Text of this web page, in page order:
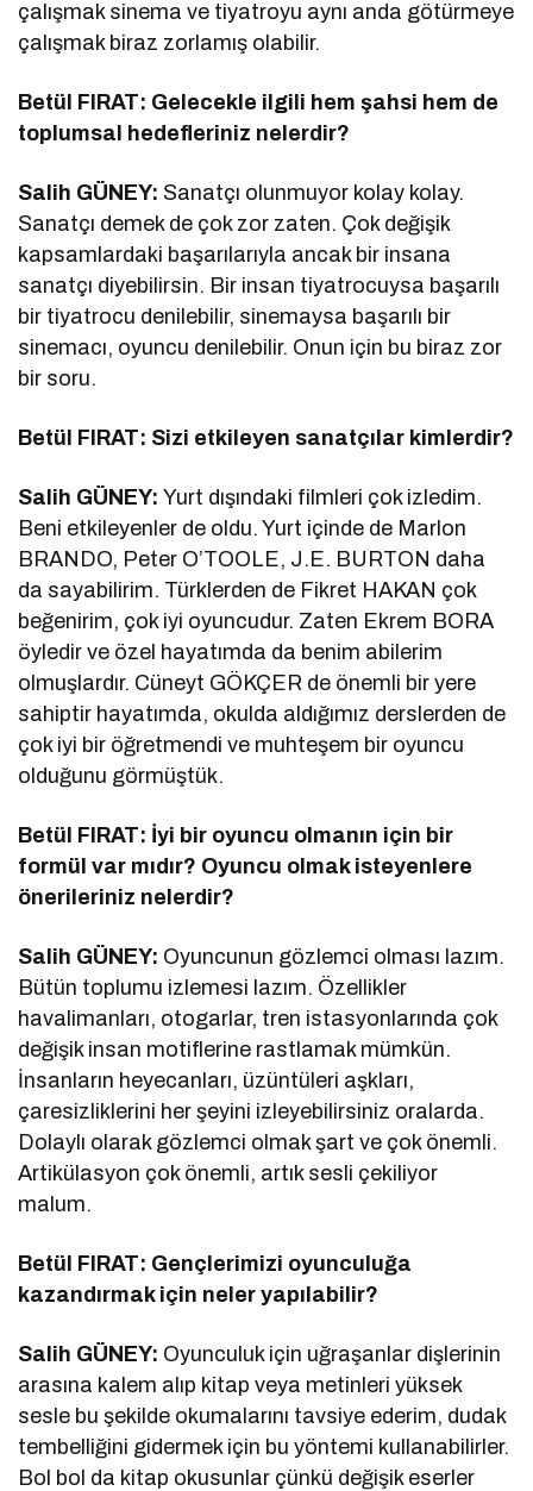
çalışmak sinema ve tiyatroyu aynı anda götürmeye
çalışmak biraz zorlamış olabilir.
Betül FIRAT: Gelecekle ilgili hem şahsi hem de
toplumsal hedefleriniz nelerdir?
Salih GÜNEY: Sanatçı olunmuyor kolay kolay.
Sanatçı demek de çok zor zaten. Çok değişik
kapsamlardaki başarılarıyla ancak bir insana
sanatçı diyebilirsin. Bir insan tiyatrocuysa başarılı
bir tiyatrocu denilebilir, sinemaysa başarılı bir
sinemacı, oyuncu denilebilir. Onun için bu biraz zor
bir soru.
Betül FIRAT: Sizi etkileyen sanatçılar kimlerdir?
Salih GÜNEY:Yurt dışındaki filmleri çok izledim.
Beni etkileyenler de oldu. Yurt içinde de Marlon
BRANDO, Peter O’TOOLE, J.E. BURTON daha
da sayabilirim. Türklerden de Fikret HAKAN çok
beğenirim, çok iyi oyuncudur. Zaten Ekrem BORA
öyledir ve özel hayatımda da benim abilerim
olmuşlardır. Cüneyt GÖKÇER de önemli bir yere
sahiptir hayatımda, okulda aldığımız derslerden de
çok iyi bir öğretmendi ve muhteşem bir oyuncu
olduğunu görmüştük.
Betül FIRAT: İyi bir oyuncu olmanın için bir
formül var mıdır? Oyuncu olmak isteyenlere
önerileriniz nelerdir?
Salih GÜNEY: Oyuncunun gözlemci olması lazım.
Bütün toplumu izlemesi lazım. Özellikler
havalimanları, otogarlar, tren istasyonlarında çok
değişik insan motiflerine rastlamak mümkün.
İnsanların heyecanları, üzüntüleri aşkları,
çaresizliklerini her şeyini izleyebilirsiniz oralarda.
Dolaylı olarak gözlemci olmak şart ve çok önemli.
Artikülasyon çok önemli, artık sesli çekiliyor
malum.
Betül FIRAT: Gençlerimizi oyunculuğa
kazandırmak için neler yapılabilir?
Salih GÜNEY: Oyunculuk için uğraşanlar dişlerinin
arasına kalem alıp kitap veya metinleri yüksek
sesle bu şekilde okumalarını tavsiye ederim, dudak
tembelliğini gidermek için bu yöntemi kullanabilirler.
Bol bol da kitap okusunlar çünkü değişik eserler